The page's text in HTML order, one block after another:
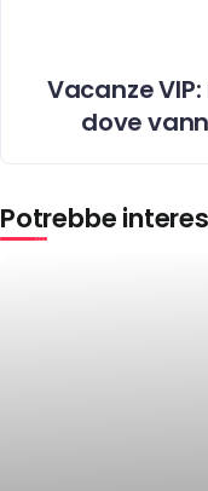
Vacanze
dove
Potrebbe